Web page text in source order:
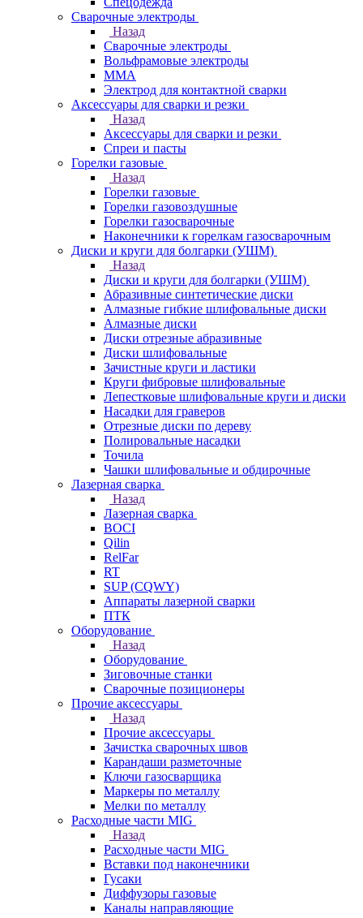
Сварочные электроды
Назад
Сварочные электроды
Вольфрамовые электроды
ММА
Электрод для контактной сварки
Аксессуары для сварки и резки
Назад
Аксессуары для сварки и резки
Спреи и пасты
Горелки газовые
Назад
Горелки газовые
Горелки газовоздушные
Горелки газосварочные
Наконечники к горелкам газосварочным
Диски и круги для болгарки (УШМ)
Назад
Диски и круги для болгарки (УШМ)
Абразивные синтетические диски
Алмазные гибкие шлифовальные диски
Алмазные диски
Диски отрезные абразивные
Диски шлифовальные
Зачистные круги и ластики
Круги фибровые шлифовальные
Лепестковые шлифовальные круги и диски
Насадки для граверов
Отрезные диски по дереву
Полировальные насадки
Точила
Чашки шлифовальные и обдирочные
Лазерная сварка
Назад
Лазерная сварка
BOCI
Qilin
RelFar
RT
SUP (CQWY)
Аппараты лазерной сварки
ПТК
Оборудование
Назад
Оборудование
Зиговочные станки
Сварочные позиционеры
Прочие аксессуары
Назад
Прочие аксессуары
Зачистка сварочных швов
Карандаши разметочные
Ключи газосварщика
Маркеры по металлу
Мелки по металлу
Расходные части MIG
Назад
Расходные части MIG
Вставки под наконечники
Гусаки
Диффузоры газовые
Каналы направляющие